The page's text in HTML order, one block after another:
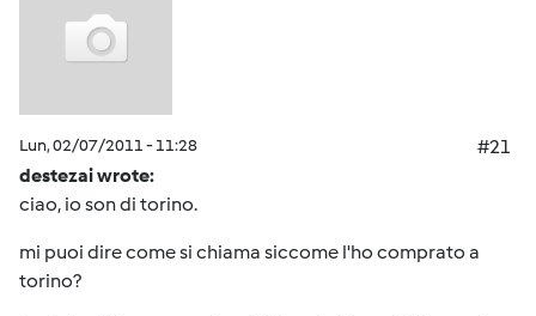
Lun, 02/07/2011 - 11:28
#21
destezai wrote:
ciao, io son di torino.
mi puoi dire come si chiama siccome l'ho comprato a
torino?